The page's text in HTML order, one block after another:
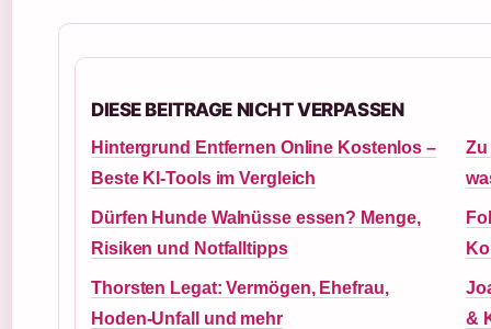
DIESE BEITRAGE NICHT VERPASSEN
Hintergrund Entfernen Online Kostenlos –
Beste KI-Tools im Vergleich
Zu
Dürfen Hunde Walnüsse essen? Menge,
Risiken und Notfalltipps
Thorsten Legat: Vermögen, Ehefrau,
Hoden-Unfall und mehr
&